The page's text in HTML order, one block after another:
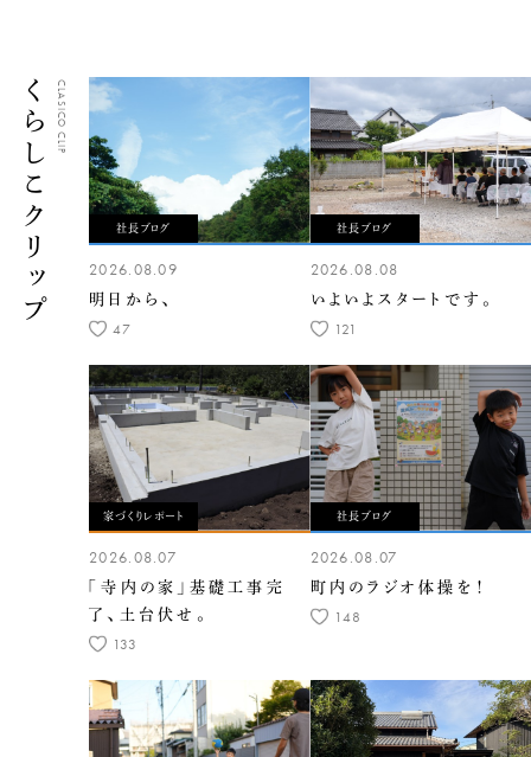
くらしこクリップCLASICO CLIP
社長ブログ
2026.08.09
明日から、
47
社長ブログ
2026.08.08
いよいよスタートです。
121
家づくりレポート
2026.08.07
「寺内の家」基礎工事完
了、土台伏せ。
133
社長ブログ
2026.08.07
町内のラジオ体操を！
148